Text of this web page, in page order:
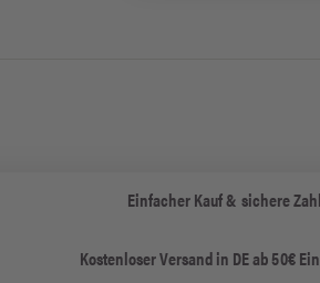
Einfacher Kauf & sichere
Kostenloser Versand in DE ab 50€